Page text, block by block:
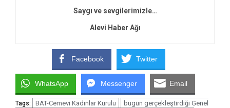
Saygı ve sevgilerimizle…
Alevi Haber Ağı
Facebook Twitter
WhatsApp Messenger Email
Tags: BAT-Cemevi Kadınlar Kurulu
bugün gerçekleştirdiği Genel